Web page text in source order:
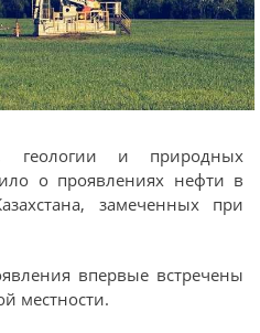
геологии и природных
о проявлениях нефти в
замеченных при
впервые встречены
местности.